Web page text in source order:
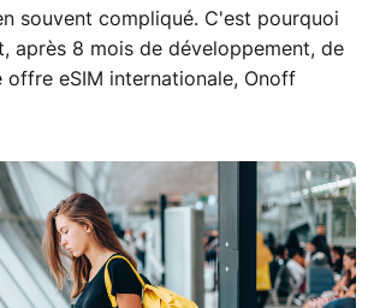
souvent compliqué. C'est pourquoi
après 8 mois de développement, de
offre eSIM internationale, Onoff